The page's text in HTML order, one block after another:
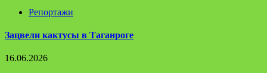
Репортажи
Зацвели кактусы в Таганроге
16.06.2026